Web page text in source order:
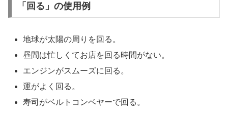
「回る」の使用例
地球が太陽の周りを回る。
昼間は忙しくてお店を回る時間がない。
エンジンがスムーズに回る。
運がよく回る。
寿司がベルトコンベヤーで回る。